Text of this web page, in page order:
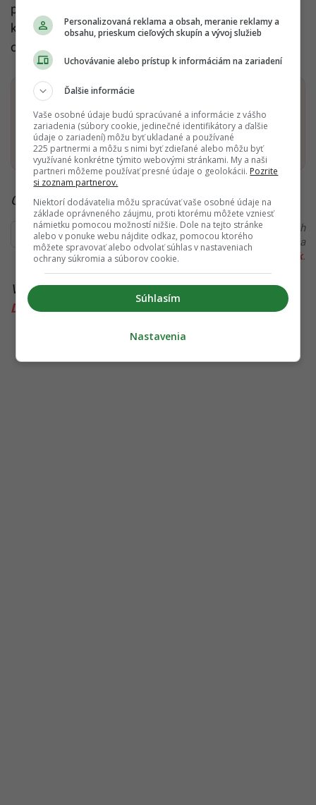
pravosť podpisov na hárkoch. Jediné oprávnenie,
ktoré má, je skúmať, či sú hárky vyplnené správne a
obsahujú potrebné údaje a podpisy.
Dostaň Startitup do svojich Google odporúčaní
Pridať ako preferovaný zdroj
Startitup, odkaz sa otvorí v
Čítaj viac z kategórie:Hlavné správy a aktuality
Ďakujeme, že čítaš Startitup. V prípade, že máš postreh
alebo si našiel v článku chybu, napíš nám na
redakcia@startitup.sk.
Viac k téme:Brat za brata,Juraj Šeliga,strana
Demokrati
Personalizovaná reklama a obsah, meranie reklamy a
obsahu, prieskum cieľových skupín a vývoj služieb
Uchovávanie alebo prístup k informáciám na zariadení
Ďalšie informácie
Vaše osobné údaje budú spracúvané a informácie z vášho
zariadenia (súbory cookie, jedinečné identifikátory a ďalšie
údaje o zariadení) môžu byť ukladané a používané
225 partnermi a môžu s nimi byť zdieľané alebo môžu byť
využívané konkrétne týmito webovými stránkami. My a naši
partneri môžeme používať presné údaje o geolokácii. Pozrite
si zoznam partnerov.
Niektorí dodávatelia môžu spracúvať vaše osobné údaje na
základe oprávneného záujmu, proti ktorému môžete vzniesť
námietku pomocou možností nižšie. Dole na tejto stránke
alebo v ponuke webu nájdite odkaz, pomocou ktorého
môžete spravovať alebo odvolať súhlas v nastaveniach
ochrany súkromia a súborov cookie.
Súhlasím
Nastavenia